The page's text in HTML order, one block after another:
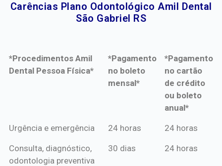
Carências Plano Odontológico Amil Dental
São Gabriel RS​
*Procedimentos Amil
Dental Pessoa Física*
*Pagamento
no boleto
mensal*
*Pagamento
no cartão
de crédito
ou boleto
anual*
*Procedimentos Amil
*Pagamento
mensal*
*Pagamento
de crédito
Urgência e emergência 24 horas 24 horas
Consulta, diagnóstico,
odontologia preventiva
30 dias 24 horas